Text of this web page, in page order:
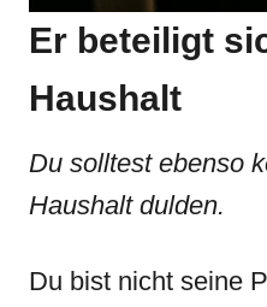
Er beteiligt
Haushalt
Du solltest ebenso
Haushalt dulden.
Du bist nicht seine